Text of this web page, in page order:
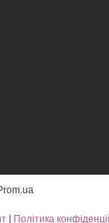
Політика